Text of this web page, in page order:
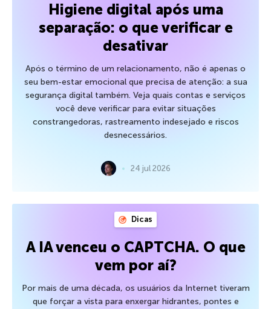
Higiene digital após uma
separação: o que verificar e
desativar
Após o término de um relacionamento, não é apenas o
seu bem-estar emocional que precisa de atenção: a sua
segurança digital também. Veja quais contas e serviços
você deve verificar para evitar situações
constrangedoras, rastreamento indesejado e riscos
desnecessários.
24 jul 2026
Dicas
A IA venceu o CAPTCHA. O que
vem por aí?
Por mais de uma década, os usuários da Internet tiveram
que forçar a vista para enxergar hidrantes, pontes e